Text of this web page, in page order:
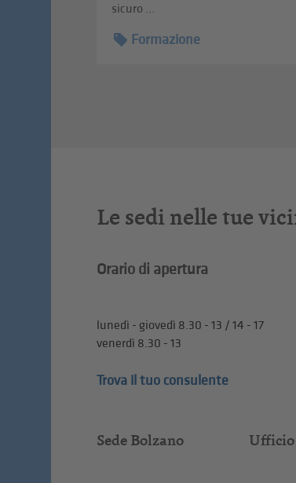
sicuro ...
Formazione
Le sedi nelle tue
Orario di apertura
lunedì - giovedì 8.30 - 13 / 14 - 17
venerdì 8.30 - 13
Trova il tuo consulente
Sede Bolzano